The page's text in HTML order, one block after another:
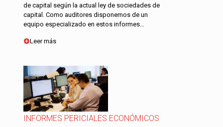
de capital según la actual ley de sociedades de
capital. Como auditores disponemos de un
equipo especializado en estos informes…
Leer más
INFORMES PERICIALES ECONÓMICOS